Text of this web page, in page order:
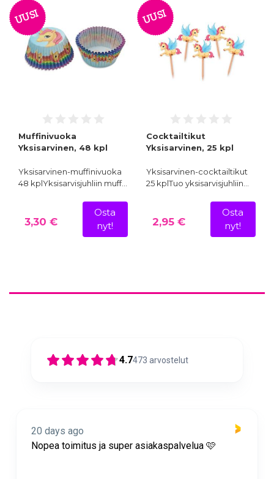
UUSI
Muffinivuoka
Yksisarvinen, 48 kpl
Yksisarvinen-muffinivuoka
48 kplYksisarvisjuhliin muff…
3,30 €
Osta
nyt!
UUSI
Cocktailtikut
Yksisarvinen, 25 kpl
Yksisarvinen-cocktailtikut
25 kplTuo yksisarvisjuhliin…
2,95 €
Osta
nyt!
4.7473 arvostelut
20 days ago
Nopea toimitus ja super asiakaspalvelua 🩷